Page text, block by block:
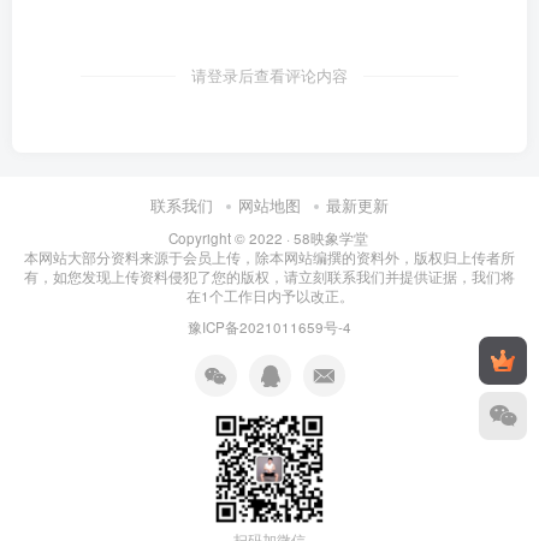
请登录后查看评论内容
联系我们 网站地图 最新更新
Copyright © 2022 · 58映象学堂
本网站大部分资料来源于会员上传，除本网站编撰的资料外，版权归上传者所
有，如您发现上传资料侵犯了您的版权，请立刻联系我们并提供证据，我们将
在1个工作日内予以改正。
豫ICP备2021011659号-4